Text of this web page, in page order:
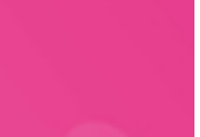
über alle
F&E
Stellen.